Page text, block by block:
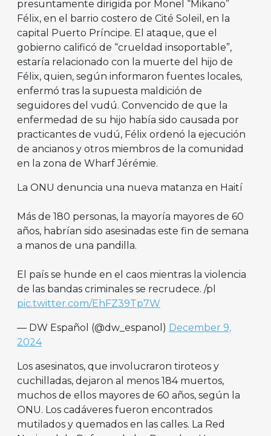
presuntamente dirigida por Monel “Mikano”
Félix, en el barrio costero de Cité Soleil, en la
capital Puerto Príncipe. El ataque, que el
gobierno calificó de “crueldad insoportable”,
estaría relacionado con la muerte del hijo de
Félix, quien, según informaron fuentes locales,
enfermó tras la supuesta maldición de
seguidores del vudú. Convencido de que la
enfermedad de su hijo había sido causada por
practicantes de vudú, Félix ordenó la ejecución
de ancianos y otros miembros de la comunidad
en la zona de Wharf Jérémie.
La ONU denuncia una nueva matanza en Haití
Más de 180 personas, la mayoría mayores de 60
años, habrían sido asesinadas este fin de semana
a manos de una pandilla.
El país se hunde en el caos mientras la violencia
de las bandas criminales se recrudece. /pl
pic.twitter.com/EhFZ39Tp7W
— DW Español (@dw_espanol) December 9,
2024
Los asesinatos, que involucraron tiroteos y
cuchilladas, dejaron al menos 184 muertos,
muchos de ellos mayores de 60 años, según la
ONU. Los cadáveres fueron encontrados
mutilados y quemados en las calles. La Red